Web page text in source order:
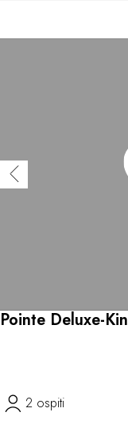
Pointe Deluxe-
2 ospiti